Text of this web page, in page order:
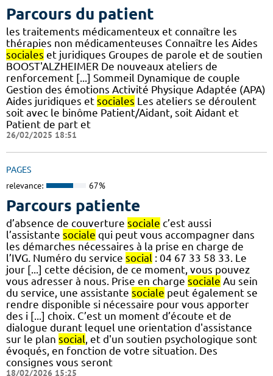
Parcours du patient
les traitements médicamenteux et connaître les
thérapies non médicamenteuses Connaître les Aides
sociales et juridiques Groupes de parole et de soutien
BOOST'ALZHEIMER De nouveaux ateliers de
renforcement [...] Sommeil Dynamique de couple
Gestion des émotions Activité Physique Adaptée (APA)
Aides juridiques et sociales Les ateliers se déroulent
soit avec le binôme Patient/Aidant, soit Aidant et
Patient de part et
26/02/2025 18:51
PAGES
relevance: 67%
Parcours patiente
d’absence de couverture sociale c’est aussi
l’assistante sociale qui peut vous accompagner dans
les démarches nécessaires à la prise en charge de
l’IVG. Numéro du service social : 04 67 33 58 33. Le
jour [...] cette décision, de ce moment, vous pouvez
vous adresser à nous. Prise en charge sociale Au sein
du service, une assistante sociale peut également se
rendre disponible si nécessaire pour vous apporter
des i [...] choix. C’est un moment d’écoute et de
dialogue durant lequel une orientation d'assistance
sur le plan social, et d'un soutien psychologique sont
évoqués, en fonction de votre situation. Des
consignes vous seront
18/02/2026 15:25